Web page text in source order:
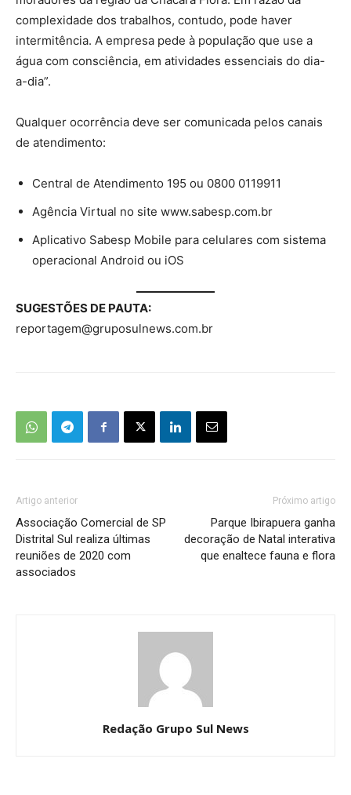
complexidade dos trabalhos, contudo, pode haver
intermitência. A empresa pede à população que use a
água com consciência, em atividades essenciais do dia-
a-dia”.
Qualquer ocorrência deve ser comunicada pelos canais
de atendimento:
Central de Atendimento 195 ou 0800 0119911
Agência Virtual no site www.sabesp.com.br
Aplicativo Sabesp Mobile para celulares com sistema
operacional Android ou iOS
SUGESTÕES DE PAUTA:
reportagem@gruposulnews.com.br
Artigo anterior
Associação Comercial de SP
Distrital Sul realiza últimas
reuniões de 2020 com
associados
Próximo artigo
Parque Ibirapuera ganha
decoração de Natal interativa
que enaltece fauna e flora
Redação Grupo Sul News